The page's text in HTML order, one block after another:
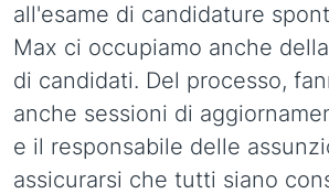
all'esame di candidature
Max ci occupiamo anche
di candidati. Del processo,
anche sessioni di
e il responsabile delle
assicurarsi che tutti siano